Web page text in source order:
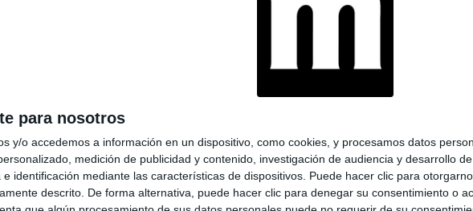
para nosotros
y/o accedemos a información en un dispositivo, como cookies, y procesamos datos
medición de publicidad y contenido, investigación de audiencia y desarrollo de
identificación mediante las características de dispositivos. Puede hacer clic para
descrito. De forma alternativa, puede hacer clic para denegar su consentimiento o